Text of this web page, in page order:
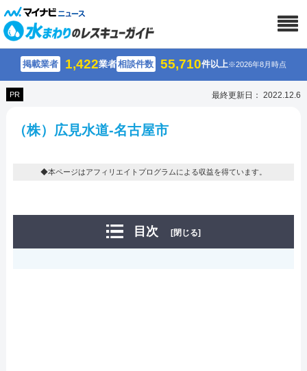
掲載業者 1,422業者相談件数 55,710件以上※2026年8月時点
PR 最終更新日： 2022.12.6
（株）広見水道-名古屋市
◆本ページはアフィリエイトプログラムによる収益を得ています。
目次 [閉じる]